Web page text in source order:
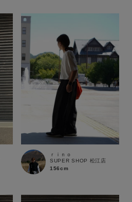
ｒｉｎｏ
SUPER SHOP 松江店
156cm